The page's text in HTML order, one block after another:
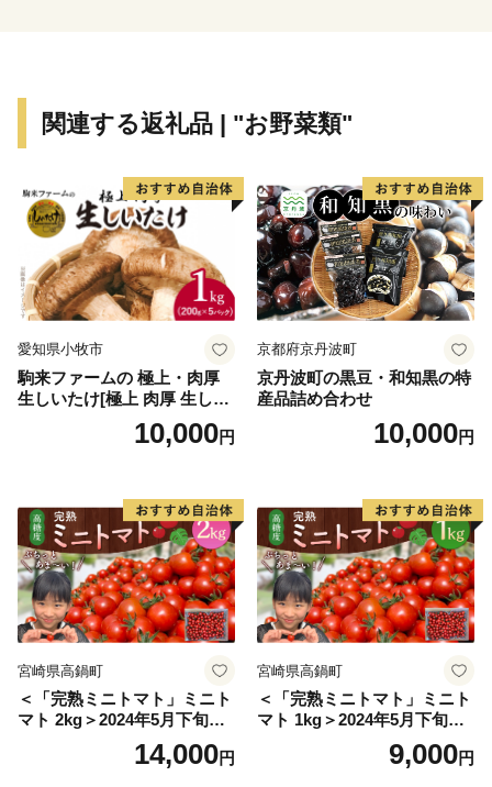
関連する返礼品 | "お野菜類"
愛知県小牧市
駒来ファームの 極上・肉厚
生しいたけ[極上 肉厚 生しい
たけ 生シイタケ 生椎茸 安心
安全 国産 採れたて 新鮮 きの
10,000円
京都府京丹波町
京丹波町の黒豆・和知黒の特
産品詰め合わせ
10,000円
宮崎県高鍋町
＜「完熟ミニトマト」ミニト
マト 2kg＞2024年5月下旬迄
に順次出荷 野菜ソムリエサ
ミット アルル・リリカ共に
14,000円
宮崎県高鍋町
＜「完熟ミニトマト」ミニト
マト 1kg＞2024年5月下旬迄
に順次出荷 野菜ソムリエサ
ミット アルル・リリカ共に
9,000円